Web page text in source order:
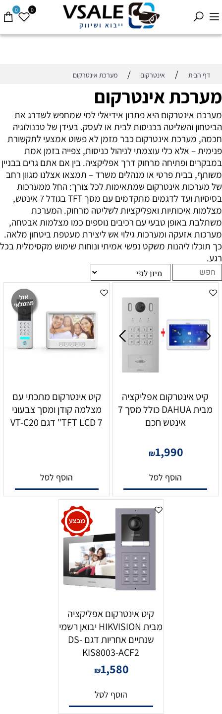
0 0
דף הבית / אינטרקום / מערכת אינטרקום
מערכת אינטרקום
מערכת אינטרקום היא פתרון אידיאלי למי שמחפש לשדרג את
הביטחון והשליטה בכניסות לבית או לעסק. בעידן של טכנולוגיה
חכמה, מערכת אינטרקום כבר מזמן לא פשוט אמצעי לתקשורת
פנימית – אלא כלי עוצמתי לניהול כניסות, צפייה בזמן אמת
במבקרים ופתיחה מרחוק דרך אפליקציה. בין אם אתם גרים בבניין
משותף, בבית פרטי או מנהלים משרד – תמצאו אצלנו מגוון רחב
של מערכות אינטרקום שמתאימות לכל צורך: החל ממערכות
בסיסיות ועד לדגמים מתקדמים עם מסך TFT בגודל 7 אינטש,
מצלמות איכותיות ואפליקציות לשליטה מרחוק. המערכת
משתלבת באופן טבעי עם רכיבים נוספים כמו מצלמות אבטחה,
מערכות אזעקה ומערכות גילוי אש ליצירת מעטפת ביטחון מלאה.
כך תוכלו ליהנות משקט נפשי אמיתי ונוחות שימוש מקסימלית בכל
רגע.
קיט אינטרקום אפליקציה
מבית DAHUA כולל מסך 7
אינטש חכם
₪1,990
הוסף לסל
קיט אינטרקום מתכתי עם
מצלמה קודן ומסך צבעוני
TFT LCD 7" דגם VT-C20
הוסף לסל
קיט אינטרקום אפליקציה
מבית HIKVISION יבואן רשמי
שנתיים אחריות דגם DS-
KIS8003-ACF2
₪1,580
הוסף לסל